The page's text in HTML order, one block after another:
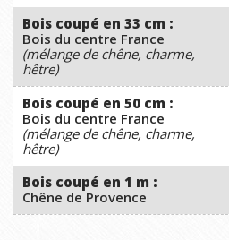
Bois coupé en 33 cm :
Bois du centre France
(mélange de chêne, charme,
hêtre)
Bois coupé en 50 cm :
Bois du centre France
(mélange de chêne, charme,
hêtre)
Bois coupé en 1 m :
Chêne de Provence